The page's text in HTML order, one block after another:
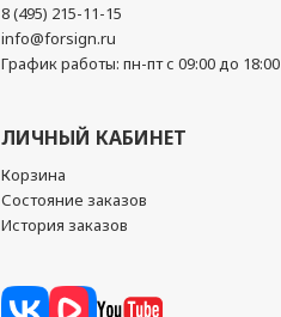
8 (495) 215-11-15
info@forsign.ru
График работы: пн-пт с 09:00 до 18:00
ЛИЧНЫЙ КАБИНЕТ
Корзина
Состояние заказов
История заказов